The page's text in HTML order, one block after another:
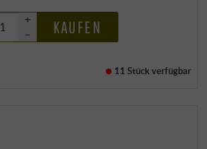
+
–
KAUFEN
11 Stückverfügbar